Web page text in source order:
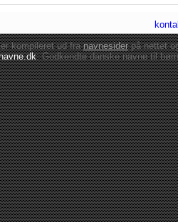
kompileret ud franavnesiderpå nettet
: Godkendte danskenavne til børn